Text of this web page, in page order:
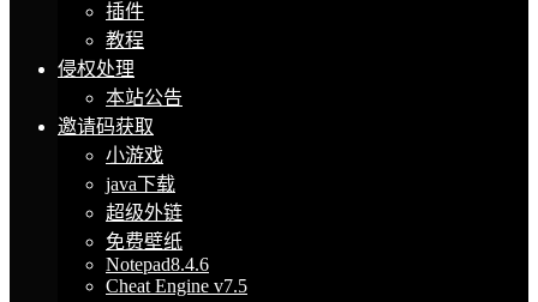
插件
教程
侵权处理
本站公告
邀请码获取
小游戏
java下载
超级外链
免费壁纸
Notepad8.4.6
Cheat Engine v7.5